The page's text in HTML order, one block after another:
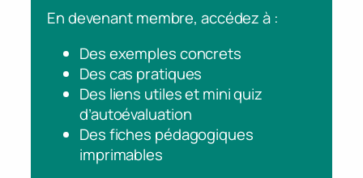
En devenant membre, accédez à :
Des exemples concrets
Des cas pratiques
Des liens utiles et mini quiz
d’autoévaluation
Des fiches pédagogiques
imprimables